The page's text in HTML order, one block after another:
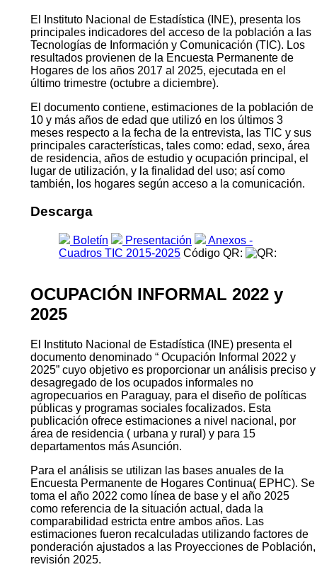
El Instituto Nacional de Estadística (INE), presenta los
principales indicadores del acceso de la población a las
Tecnologías de Información y Comunicación (TIC). Los
resultados provienen de la Encuesta Permanente de
Hogares de los años 2017 al 2025, ejecutada en el
último trimestre (octubre a diciembre).
El documento contiene, estimaciones de la población de
10 y más años de edad que utilizó en los últimos 3
meses respecto a la fecha de la entrevista, las TIC y sus
principales características, tales como: edad, sexo, área
de residencia, años de estudio y ocupación principal, el
lugar de utilización, y la finalidad del uso; así como
también, los hogares según acceso a la comunicación.
Descarga
Boletín Presentación
Anexos -
Cuadros TIC 2015-2025 Código QR:
OCUPACIÓN INFORMAL 2022 y
2025
El Instituto Nacional de Estadística (INE) presenta el
documento denominado “ Ocupación Informal 2022 y
2025” cuyo objetivo es proporcionar un análisis preciso y
desagregado de los ocupados informales no
agropecuarios en Paraguay, para el diseño de políticas
públicas y programas sociales focalizados. Esta
publicación ofrece estimaciones a nivel nacional, por
área de residencia ( urbana y rural) y para 15
departamentos más Asunción.
Para el análisis se utilizan las bases anuales de la
Encuesta Permanente de Hogares Continua( EPHC). Se
toma el año 2022 como línea de base y el año 2025
como referencia de la situación actual, dada la
comparabilidad estricta entre ambos años. Las
estimaciones fueron recalculadas utilizando factores de
ponderación ajustados a las Proyecciones de Población,
revisión 2025.